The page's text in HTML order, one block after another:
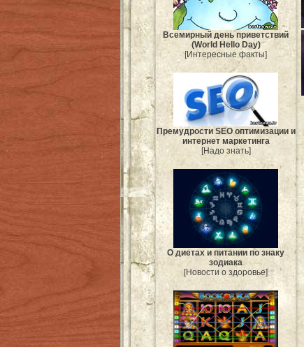
Всемирный день приветствий
(World Hello Day)
[Интересные факты]
Премудрости SEO оптимизации и
интернет маркетинга
[Надо знать]
О диетах и питании по знаку
зодиака
[Новости о здоровье]